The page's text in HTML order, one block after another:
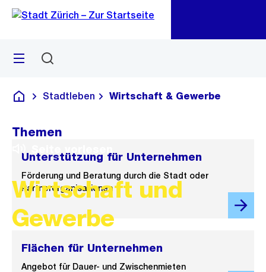
Navigation
Sprunglink
Menü
Deutsch
Stadtleben Wirtschaft & Gewerbe
Wirtschaft und
Gewerbe
Themen
Unterstützung für Unternehmen
Förderung und Beratung durch die Stadt oder
Partnerorganisationen
Flächen für Unternehmen
Angebot für Dauer- und Zwischenmieten